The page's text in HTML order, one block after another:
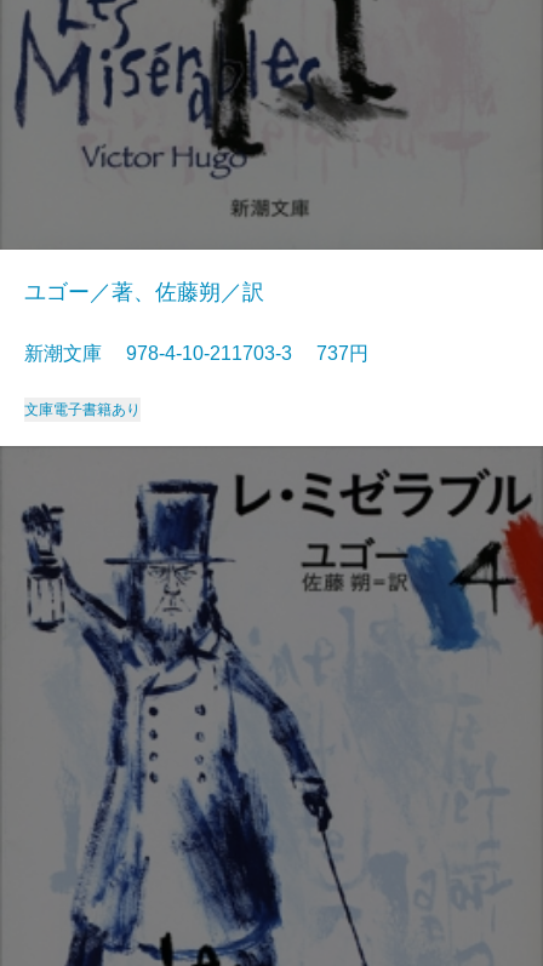
ユゴー／著、佐藤朔／訳
新潮文庫 978-4-10-211703-3 737円
文庫電子書籍あり